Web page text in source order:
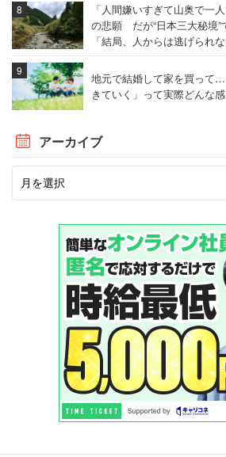
「人間嫌いすぎて山奥で一
の悲願 だが“日本三大秘境”
「結局、人からは逃げられ
地元で結婚して家を買っ
きていく」って実際どんな
アーカイブ